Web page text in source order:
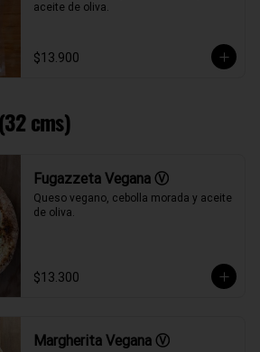
aceite de oliva.
$13.900
cms)
Fugazzeta Vegana Ⓥ
Queso vegano, cebolla morada y aceite
de oliva.
$13.300
Margherita Vegana Ⓥ